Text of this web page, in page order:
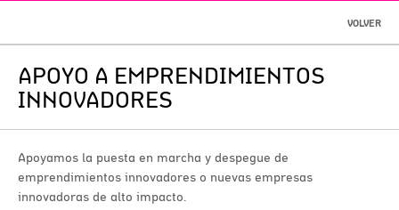
VOLVER
APOYO A EMPRENDIMIENTOS
INNOVADORES
Apoyamos la puesta en marcha y despegue de
emprendimientos innovadores o nuevas empresas
innovadoras de alto impacto.